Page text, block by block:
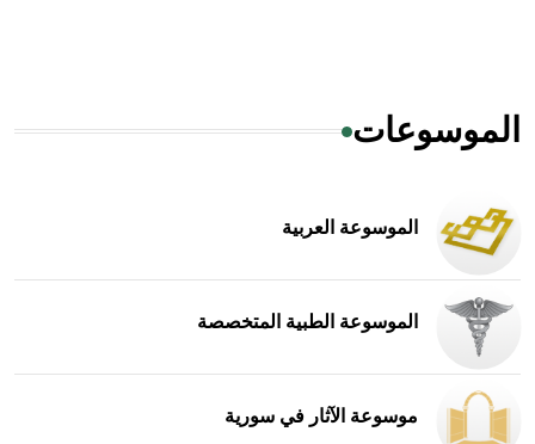
الموسوعات
الموسوعة العربية
الموسوعة الطبية المتخصصة
موسوعة الآثار في سورية